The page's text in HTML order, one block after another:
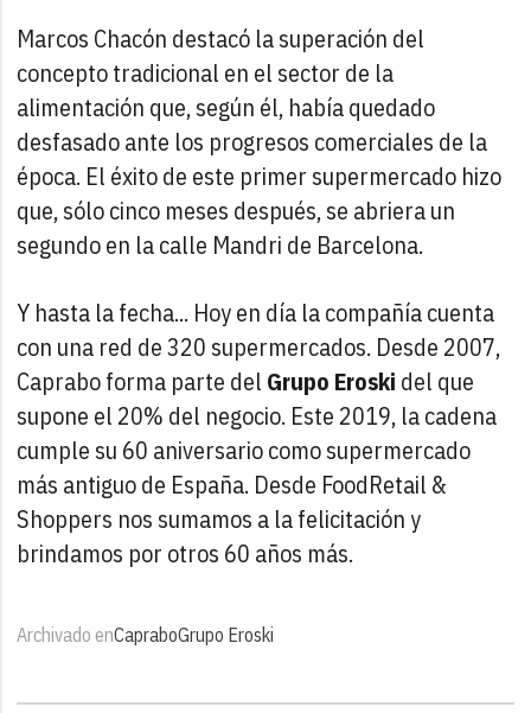
Marcos Chacón destacó la superación del
concepto tradicional en el sector de la
alimentación que, según él, había quedado
desfasado ante los progresos comerciales de la
época. El éxito de este primer supermercado hizo
que, sólo cinco meses después, se abriera un
segundo en la calle Mandri de Barcelona.
Y hasta la fecha... Hoy en día la compañía cuenta
con una red de 320 supermercados. Desde 2007,
Caprabo forma parte del Grupo Eroski del que
supone el 20% del negocio. Este 2019, la cadena
cumple su 60 aniversario como supermercado
más antiguo de España. Desde FoodRetail &
Shoppers nos sumamos a la felicitación y
brindamos por otros 60 años más.
Archivado enCapraboGrupo Eroski